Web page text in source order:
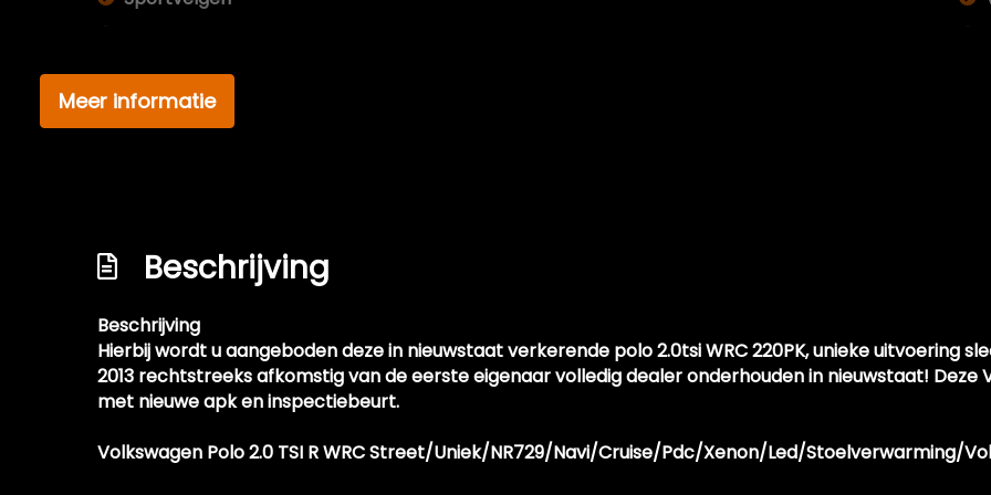
Xenon koplampen
Xenon verlichting
Meer informatie
Beschrijving
Beschrijving
Hierbij wordt u aangeboden deze in nieuwstaat verkerende polo 2.0tsi WRC 220PK, unieke uitvoering
2013 rechtstreeks afkomstig van de eerste eigenaar volledig dealer onderhouden in nieuwstaat!
met nieuwe apk en inspectiebeurt.
Volkswagen Polo 2.0 TSI R WRC Street/Uniek/NR729/Navi/Cruise/Pdc/Xenon/Led/Stoelverwarming/